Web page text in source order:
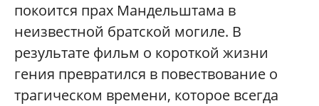
покоится прах Мандельштама в
неизвестной братской могиле. В
результате фильм о короткой жизни
гения превратился в повествование о
трагическом времени, которое всегда